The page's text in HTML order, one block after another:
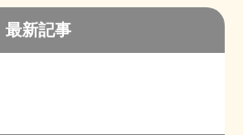
最新記事